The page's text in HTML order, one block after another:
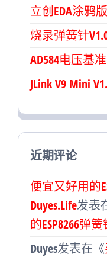
立创EDA涂鸦
烧录弹簧针
AD584电压基
JLink V9 Mini
近期评论
便宜又好用的
Duyes.Life发表
的ESP8266弹
Duyes发表在《